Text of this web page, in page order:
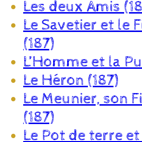
Les deux Amis
Le Savetier et le
(187)
L’Homme et la
Le Héron (187)
Le Meunier, son
(187)
Le Pot de terre